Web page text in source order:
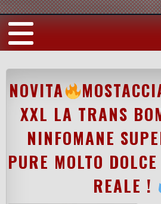
NOVITA
XXL LA TRANS
NINFOMANE
PURE MOLTO
REALE !